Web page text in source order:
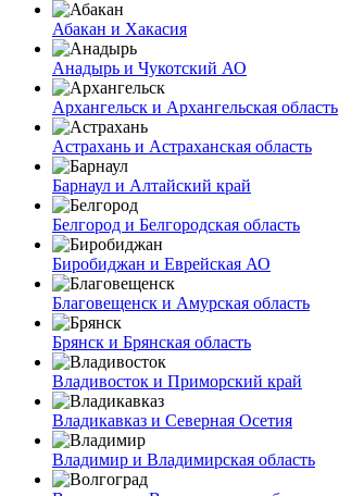
Абакан и Хакасия
Анадырь и Чукотский АО
Архангельск и Архангельская область
Астрахань и Астраханская область
Барнаул и Алтайский край
Белгород и Белгородская область
Биробиджан и Еврейская АО
Благовещенск и Амурская область
Брянск и Брянская область
Владивосток и Приморский край
Владикавказ и Северная Осетия
Владимир и Владимирская область